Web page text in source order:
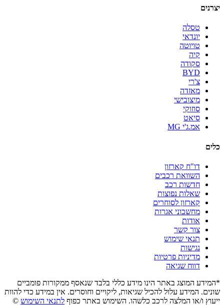
יצרנים
טסלה
יונדאי
טויוטה
קיה
סקודה
BYD
צ'רי
מאזדה
מיצובישי
סוזוקי
סיאט
אמ.ג'י MG
כלים
דו"ח קארזון
השוואת רכבים
חדשות רכב
שאלות נפוצות
קארזון לסוחרים
מחשבוני אגרות
אודות
צור קשר
תנאי שימוש
נגישות
מדיניות פרטיות
דווח שגיאה
*המידע המוצג באתר הינו מידע כללי בלבד שנאסף ממקורות פומביים
שונים. המידע עלול להכיל שגיאות, ליקויים וחוסרים. אין במידע כדי להוות
ייעוץ ו/או המלצה לרכב כלשהו. השימוש באתר כפוף לתנאי השימוש ©